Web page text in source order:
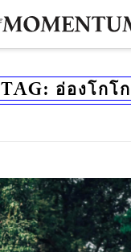
TAG: อ่องโกโก